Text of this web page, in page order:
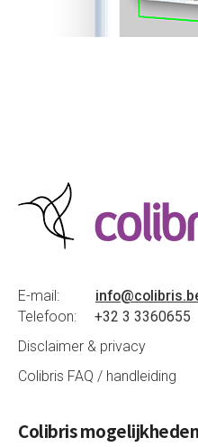
E-mail:
Telefoon: +32 3 3360655
Disclaimer & privacy
Colibris FAQ / handleiding
Colibris mogelijkheden